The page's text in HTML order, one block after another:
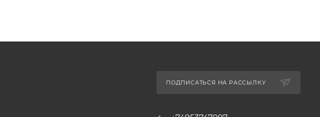
ПОДПИСАТЬСЯ НА РАССЫЛКУ